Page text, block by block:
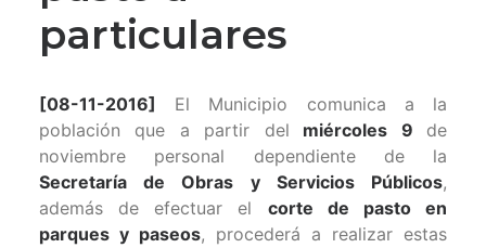
particulares
[08-11-2016]
El Municipio comunica a la
población que a partir del miércoles 9 de
noviembre personal dependiente de la
Secretaría de Obras y Servicios Públicos,
además de efectuar el corte de pasto en
parques y paseos, procederá a realizar estas